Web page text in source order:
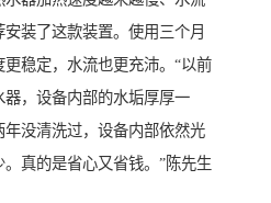
装了这款装置。使用三个月
稳定，水流也更充沛。“以前
，设备内部的水垢厚厚一
没清洗过，设备内部依然光
真的是省心又省钱。”陈先生